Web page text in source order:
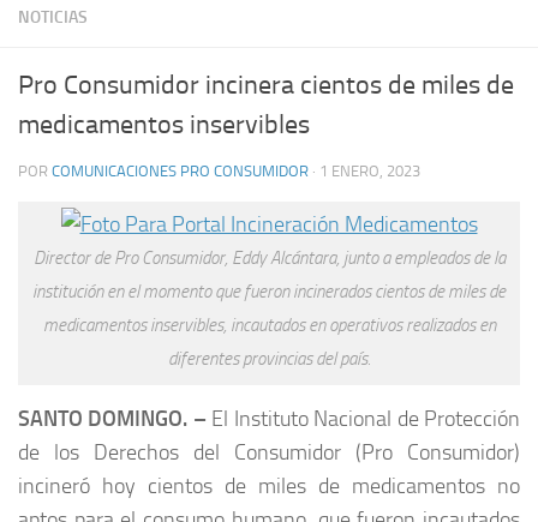
NOTICIAS
Pro Consumidor incinera cientos de miles de
medicamentos inservibles
POR COMUNICACIONES PRO CONSUMIDOR · 1 ENERO, 2023
Director de Pro Consumidor, Eddy Alcántara, junto a empleados de la
institución en el momento que fueron incinerados cientos de miles de
medicamentos inservibles, incautados en operativos realizados en
diferentes provincias del país.
SANTO DOMINGO. – El Instituto Nacional de Protección
de los Derechos del Consumidor (Pro Consumidor)
incineró hoy cientos de miles de medicamentos no